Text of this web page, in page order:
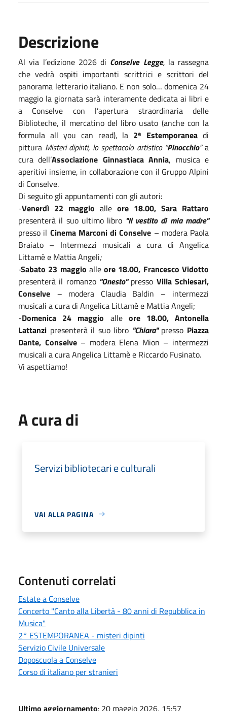
Descrizione
Al via l’edizione 2026 di Conselve Legge, la rassegna
che vedrà ospiti importanti scrittrici e scrittori del
panorama letterario italiano. E non solo… domenica 24
maggio la giornata sarà interamente dedicata ai libri e
a Conselve con l’apertura straordinaria delle
Biblioteche, il mercatino del libro usato (anche con la
formula all you can read), la 2ª Estemporanea di
pittura Misteri dipinti, lo spettacolo artistico “Pinocchio”a
cura dell’Associazione Ginnastiaca Annia, musica e
aperitivi insieme, in collaborazione con il Gruppo Alpini
di Conselve.
Di seguito gli appuntamenti con gli autori:
-Venerdì 22 maggio alle ore 18.00, Sara Rattaro
presenterà il suo ultimo libro "Il vestito di mia madre"
presso il Cinema Marconi di Conselve – modera Paola
Braiato – Intermezzi musicali a cura di Angelica
Littamè e Mattia Angeli;
-Sabato 23 maggio alleore 18.00, Francesco Vidotto
presenterà il romanzo"Onesto"presso Villa Schiesari,
Conselve – modera Claudia Baldin – intermezzi
musicali a cura di Angelica Littamè e Mattia Angeli;
-Domenica 24 maggio alleore 18.00, Antonella
Lattanzi presenterà il suo libro "Chiara"presso Piazza
Dante, Conselve – modera Elena Mion – intermezzi
musicali a cura Angelica Littamè e Riccardo Fusinato.
Vi aspettiamo!
A cura di
Servizi bibliotecari e culturali
VAI ALLA PAGINA
Contenuti correlati
Estate a Conselve
Concerto "Canto alla Libertà - 80 anni di Repubblica in
Musica"
2° ESTEMPORANEA - misteri dipinti
Servizio Civile Universale
Doposcuola a Conselve
Corso di italiano per stranieri
Ultimo aggiornamento: 20 maggio 2026, 15:57